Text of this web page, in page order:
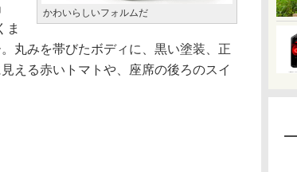
かわいらしいフォルムだ
ま
丸みを帯びたボディに、黒い塗装、正
える赤いトマトや、座席の後ろのスイ